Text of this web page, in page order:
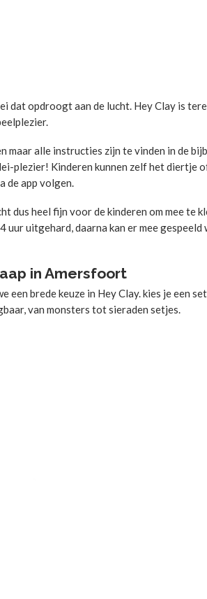
dat opdroogt aan de lucht. Hey Clay is
maar alle instructies zijn te vinden in de
plezier! Kinderen kunnen zelf het diertje
de app volgen.
dus heel fijn voor de kinderen om mee te
uur uitgehard, daarna kan er mee
in Amersfoort
een brede keuze in Hey Clay. kies je een
van monsters tot sieraden setjes.